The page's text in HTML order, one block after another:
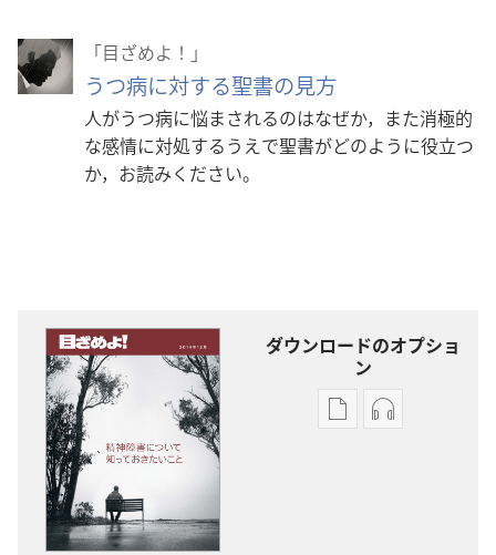
「目ざめよ！」
うつ病に対する聖書の見方
人がうつ病に悩まされるのはなぜか，また消極的
な感情に対処するうえで聖書がどのように役立つ
か，お読みください。
ダウンロードのオプショ
ン
出
オー